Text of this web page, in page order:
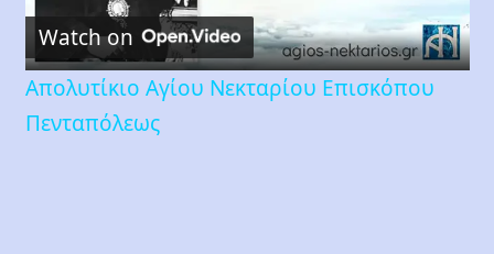
Video
Watch on
Απολυτίκιο Αγίου Νεκταρίου Επισκόπου
Πενταπόλεως